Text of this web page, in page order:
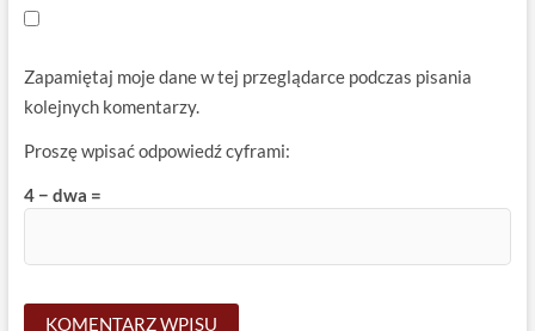
Zapamiętaj moje dane w tej przeglądarce podczas pisania
kolejnych komentarzy.
Proszę wpisać odpowiedź cyframi:
4 − dwa =